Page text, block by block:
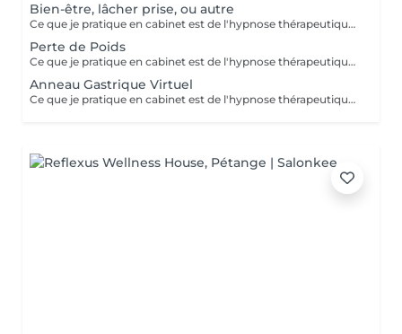
Bien-être, lâcher prise, ou autre
Ce que je pratique en cabinet est de l'hypnose thérapeutique. Vous restez maître de vous-même et libre de vos actions. Ensemble nous travaillons sur vos émotions. Je vais chercher vos blocages, vos peurs, vos craintes, et fais en sorte que celles-ci ne soient plus un poids pour vous. Aussi ce qu'il y a de mieux en vous, vos forces, votre courage, et bien d'autres qualités, pour que cela vous aide à aller mieux et à atteindre vos objectifs. Paiement sur place en espèces.
Perte de Poids
Ce que je pratique en cabinet est de l'hypnose thérapeutique. Vous restez maître de vous-même et libre de vos actions. Ensemble nous analisons votre situation et en fonction de cela trouvons la meilleure façon pour vous de perdre du poids. Ici les mots régime ou diète n'existent pas! Grâce à mes inductions vous n'éprouvez plus l'envie de grignoter dès la première séance et vous commencez à vous alimenter correctement, Au fils des jours, vous commencez à vous sentir mieux dans votre peau, en prenant soin de vous et constatez que votre poids commence à diminuer. Paiement sur place en espèces.
Anneau Gastrique Virtuel
Ce que je pratique en cabinet est de l'hypnose thérapeutique. Vous restez maître de vous-mêmes et libres de vos actions. Si vous avez plus de 15 kilos à perdre, nous irons travailler sur la pose d'un anneau gastrique virtuel. Pour cela il faudra 4 consultations. Vous ressentirez les bienfaits d'un anneau gastrique pour de vrai, sans avoir eu les inconvénients d'une vraie opération. Votre estomac sera plus petit, vous mangerez moins et par conséquent votre surpoids s'envolera petit à petit. Paiement sur place en espèces.